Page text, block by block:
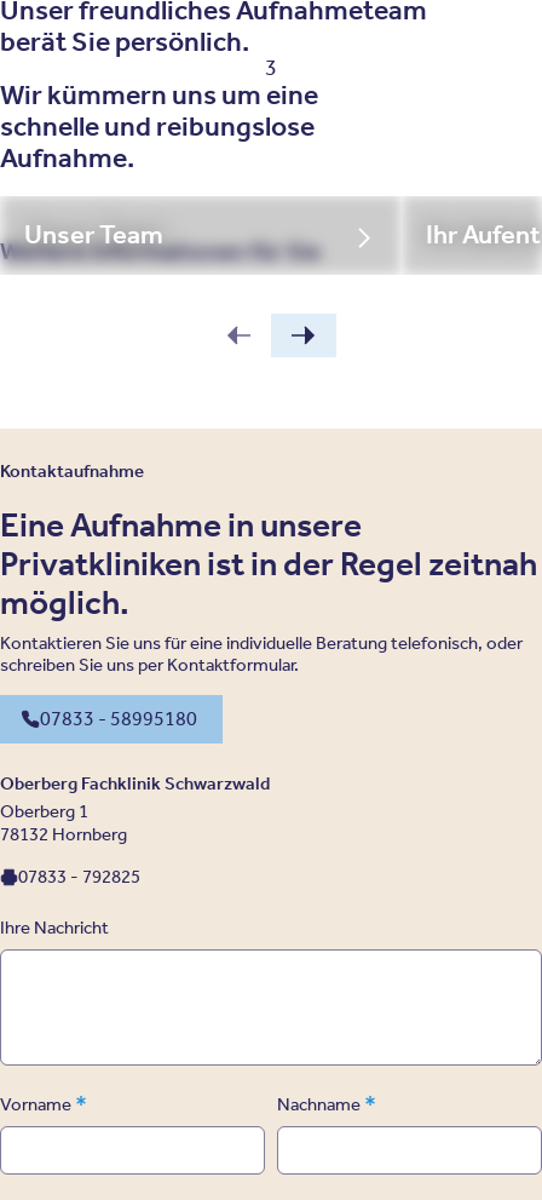
Unser freundliches Aufnahmeteam
berät Sie persönlich.
3
Wir kümmern uns um eine
schnelle und reibungslose
Aufnahme.
Weitere Informationen für Sie
Unser Team Ihr
Kontaktaufnahme
Eine Aufnahme in unsere
Privatkliniken ist in der Regel zeitnah
möglich.
Kontaktieren Sie uns für eine individuelle Beratung telefonisch, oder
schreiben Sie uns per Kontaktformular.
07833 - 58995180
Oberberg Fachklinik Schwarzwald
Oberberg 1
78132 Hornberg
07833 - 792825
Ihre Nachricht
Vorname * Nachname *